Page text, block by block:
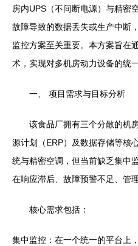
房内UPS（不间断电源）与精密
故障导致的数据丢失或生产中断
监控方案至关重要。本方案旨在
术，实现对多机房动力设备的统
一、 项目需求与目标分析
该食品厂拥有三个分散的机
源计划（ERP）及数据存储等核
统与精密空调，但当前缺乏集中
在响应滞后、故障预警不足、管
核心需求包括：
集中监控：在一个统一的平台上